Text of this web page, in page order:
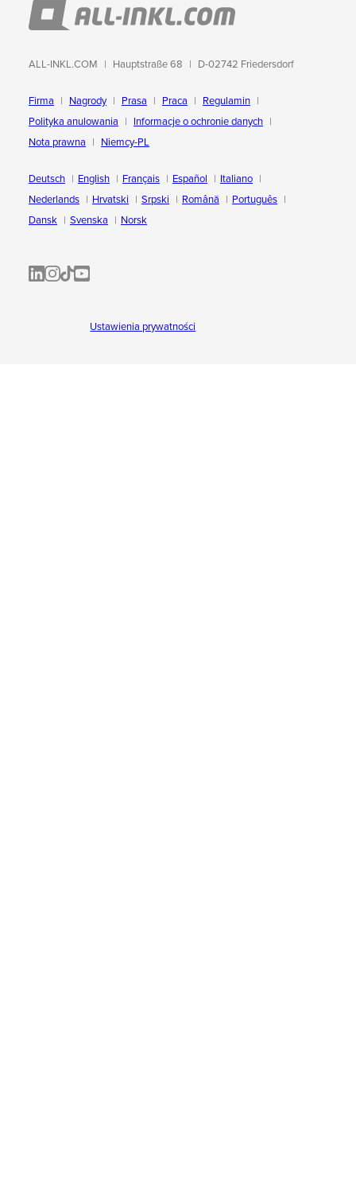
ALL-INKL.COM Hauptstraße 68 D-02742 Friedersdorf
Firma Nagrody Prasa Praca
Regulamin
Polityka anulowania
Informacje o ochronie danych
Nota prawna
Niemcy-PL
Deutsch English Français Español
Italiano
Nederlands
Hrvatski Srpski Română
Português
Dansk
Svenska Norsk
ALL-INKL.COM | LinkedIn
ALL-INKL.COM • Instagram photos and videos
ALL-INKL.COM | TikTok
ALLINKL.COM - YouTube
Ustawienia prywatności